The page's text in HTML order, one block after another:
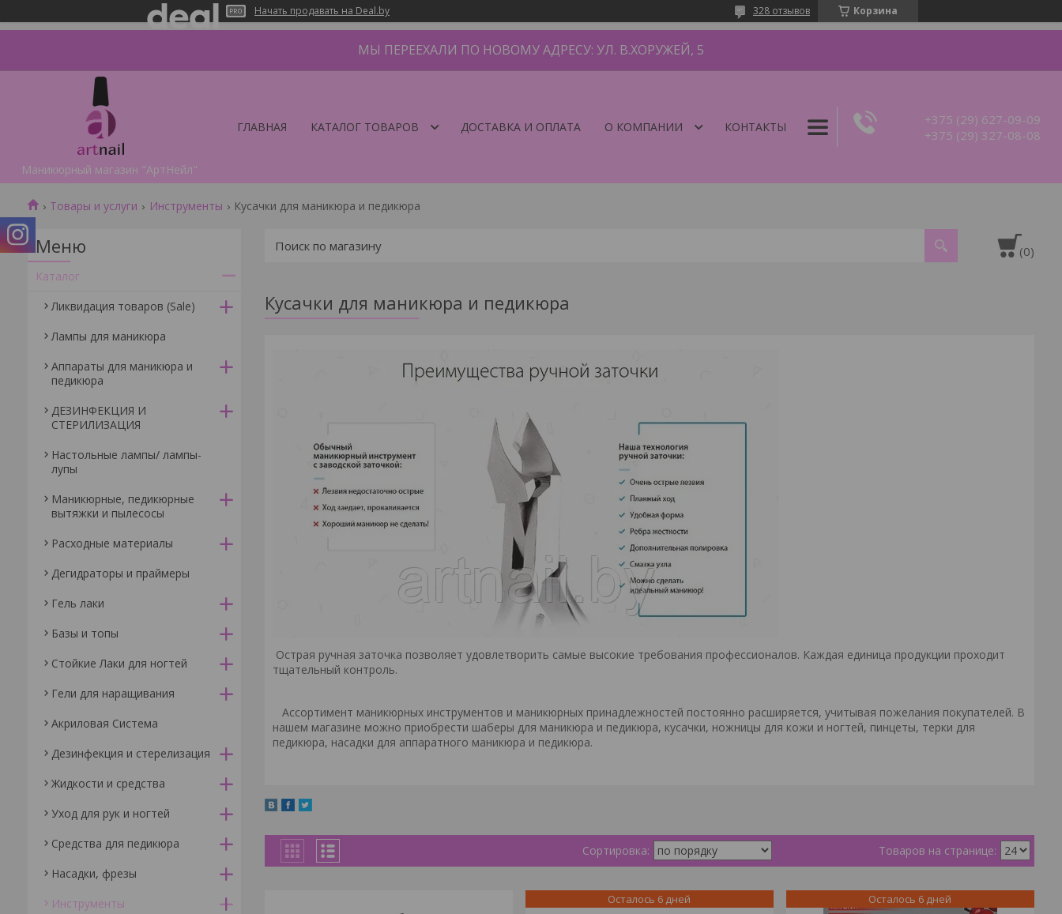
Начать продавать на Deal.by Корзина
328 отзывов
МЫ ПЕРЕЕХАЛИ ПО НОВОМУ АДРЕСУ: УЛ. В.ХОРУЖЕЙ, 5
Маникюрный магазин "АртНейл"
ГЛАВНАЯ КАТАЛОГ ТОВАРОВ ДОСТАВКА И ОПЛАТА О КОМПАНИИ КОНТАКТЫ
+375 (29) 627-09-09
+375 (29) 327-08-08
Товары и услуги Инструменты Кусачки для маникюра и педикюра
Кусачки для маникюра и педикюра
Острая ручная заточка позволяет удовлетворить самые высокие требования профессионалов. Каждая единица продукции проходит
тщательный контроль.
Ассортимент маникюрных инструментов и маникюрных принадлежностей постоянно расширяется, учитывая пожелания покупателей. В
нашем магазине можно приобрести шаберы для маникюра и педикюра, кусачки, ножницы для кожи и ногтей, пинцеты, терки для
педикюра, насадки для аппаратного маникюра и педикюра.
Осталось 6 дней Осталось 6 дней
Каталог
Ликвидация товаров (Sale)
Лампы для маникюра
Аппараты для маникюра и
педикюра
ДЕЗИНФЕКЦИЯ И
СТЕРИЛИЗАЦИЯ
Настольные лампы/ лампы-
лупы
Маникюрные, педикюрные
вытяжки и пылесосы
Расходные материалы
Дегидраторы и праймеры
Гель лаки
Базы и топы
Стойкие Лаки для ногтей
Гели для наращивания
Акриловая Система
Дезинфекция и стерелизация
Жидкости и средства
Уход для рук и ногтей
Средства для педикюра
Насадки, фрезы
Инструменты